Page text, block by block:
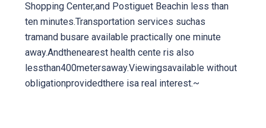
Shopping Center,and Postiguet Beachin less than
ten minutes.Transportation services suchas
tramand busare available practically one minute
away.Andthenearest health cente ris also
lessthan400metersaway.Viewingsavailable without
obligationprovidedthere isa real interest.~